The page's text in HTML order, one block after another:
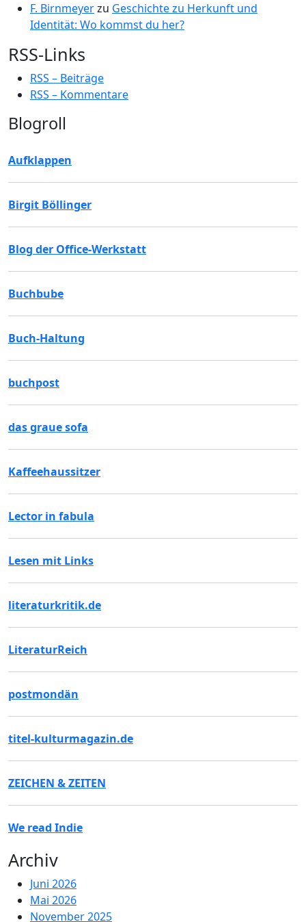
F. Birnmeyerzu Geschichte zu Herkunft und
Identität: Wo kommst du her?
RSS-Links
RSS – Beiträge
RSS – Kommentare
Blogroll
Aufklappen
Birgit Böllinger
Blog der Office-Werkstatt
Buchbube
Buch-Haltung
buchpost
das graue sofa
Kaffeehaussitzer
Lector in fabula
Lesen mit Links
literaturkritik.de
LiteraturReich
postmondän
titel-kulturmagazin.de
ZEICHEN & ZEITEN
We read Indie
Archiv
Juni 2026
Mai 2026
November 2025